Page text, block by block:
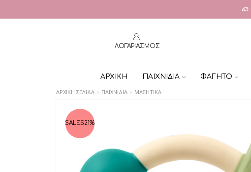
ΛΟΓΑΡΙΑΣΜΟΣ
ΑΡΧΙΚΗ ΠΑΙΧΝΙΔΙΑ ΦΑΓΗΤΟ
ΑΡΧΙΚΉ ΣΕΛΊΔΑ ΠΑΙΧΝΙΔΙΑ ΜΑΣΗΤΙΚΑ
SALES21%